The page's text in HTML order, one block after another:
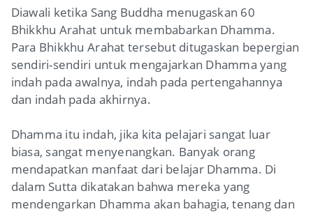
Diawali ketika Sang Buddha menugaskan 60
Bhikkhu Arahat untuk membabarkan Dhamma.
Para Bhikkhu Arahat tersebut ditugaskan bepergian
sendiri-sendiri untuk mengajarkan Dhamma yang
indah pada awalnya, indah pada pertengahannya
dan indah pada akhirnya.
Dhamma itu indah, jika kita pelajari sangat luar
biasa, sangat menyenangkan. Banyak orang
mendapatkan manfaat dari belajar Dhamma. Di
dalam Sutta dikatakan bahwa mereka yang
mendengarkan Dhamma akan bahagia, tenang dan